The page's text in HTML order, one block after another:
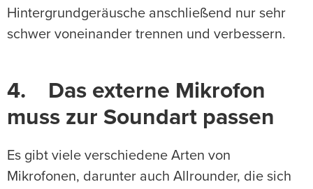
Hintergrundgeräusche anschließend nur sehr
schwer voneinander trennen und verbessern.
4. Das externe Mikrofon
muss zur Soundart passen
Es gibt viele verschiedene Arten von
Mikrofonen, darunter auch Allrounder, die sich